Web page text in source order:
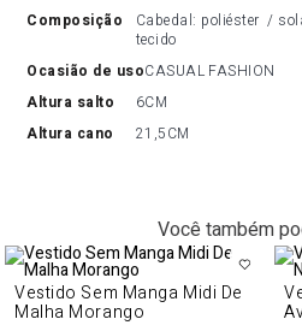
composição
Cabedal: poliéster  /
tecido
ocasião de usoCASUAL FASHION
altura salto
6CM
altura cano
21,5CM
Você também
Vestido Sem Manga Midi De
Malha Morango